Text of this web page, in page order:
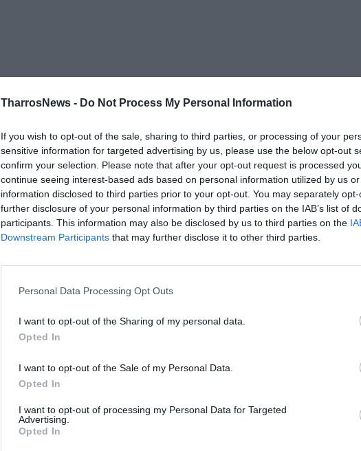
TharrosNews - Do Not Process My Personal Information
If you wish to opt-out of the sale, sharing to third parties, or processing of your
sensitive information for targeted advertising by us, please use the below opt-out
confirm your selection. Please note that after your opt-out request is processed
continue seeing interest-based ads based on personal information utilized by us
information disclosed to third parties prior to your opt-out. You may separately
further disclosure of your personal information by third parties on the IAB’s list of
participants. This information may also be disclosed by us to third parties on the
Downstream Participants that may further disclose it to other third parties.
Personal Data Processing Opt Outs
I want to opt-out of the Sharing of my personal data.
Opted In
I want to opt-out of the Sale of my Personal Data.
Opted In
I want to opt-out of processing my Personal Data for Targeted
Advertising.
Opted In